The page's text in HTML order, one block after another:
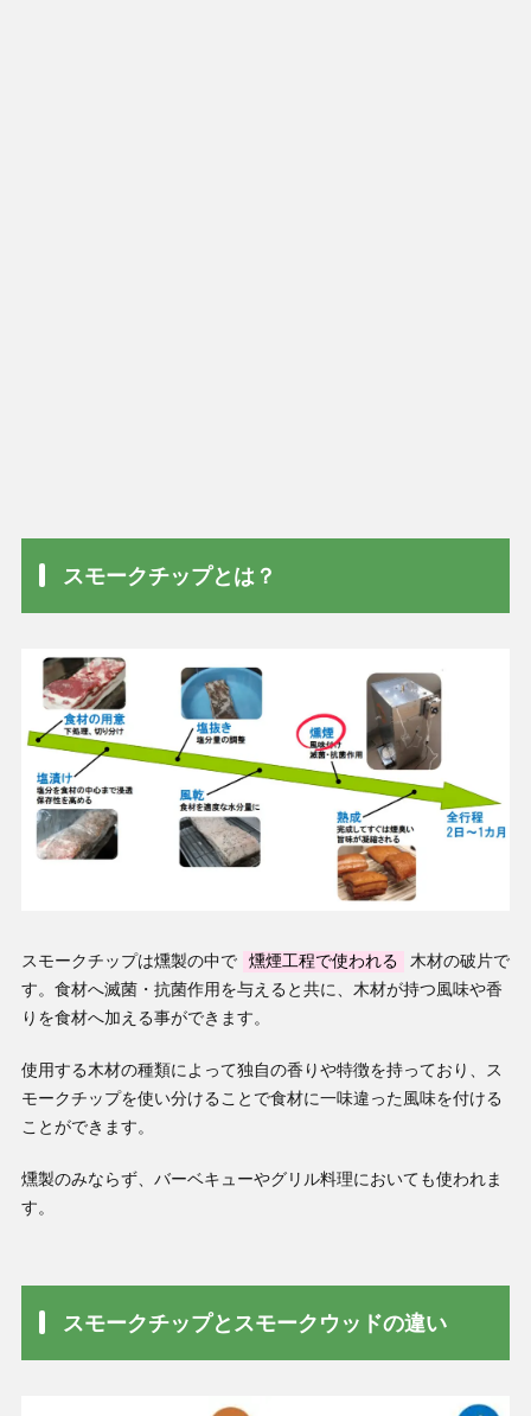
スモークチップとは？
スモークチップは燻製の中で 燻煙工程で使われる
木材の破片で
す。食材へ滅菌・抗菌作用を与えると共に、木材が持つ風味や香
りを食材へ加える事ができます。
使用する木材の種類によって独自の香りや特徴を持っており、ス
モークチップを使い分けることで食材に一味違った風味を付ける
ことができます。
燻製のみならず、バーベキューやグリル料理においても使われま
す。
スモークチップとスモークウッドの違い